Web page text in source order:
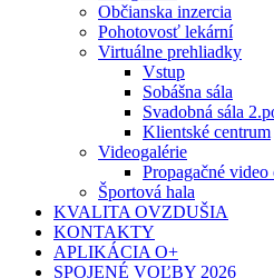
Občianska inzercia
Pohotovosť lekární
Virtuálne prehliadky
Vstup
Sobášna sála
Svadobná sála
Klientské centrum
Videogalérie
Propagačné
Športová hala
KVALITA OVZDUŠIA
KONTAKTY
APLIKÁCIA O+
SPOJENÉ VOĽBY 2026